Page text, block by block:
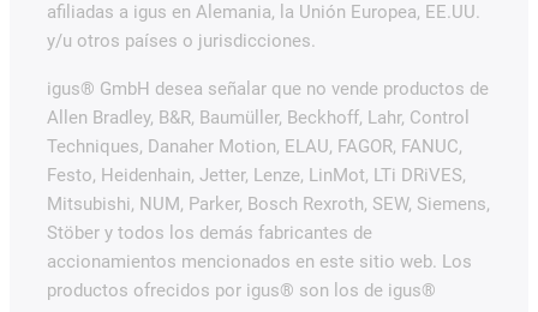
afiliadas a igus en Alemania, la Unión Europea, EE.UU.
y/u otros países o jurisdicciones.
igus® GmbH desea señalar que no vende productos de
Allen Bradley, B&R, Baumüller, Beckhoff, Lahr, Control
Techniques, Danaher Motion, ELAU, FAGOR, FANUC,
Festo, Heidenhain, Jetter, Lenze, LinMot, LTi DRiVES,
Mitsubishi, NUM, Parker, Bosch Rexroth, SEW, Siemens,
Stöber y todos los demás fabricantes de
accionamientos mencionados en este sitio web. Los
productos ofrecidos por igus® son los de igus®